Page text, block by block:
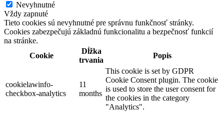
Nevyhnutné
Vždy zapnuté
Tieto cookies sú nevyhnutné pre správnu funkčnosť stránky.
Cookies zabezpečujú základnú funkcionalitu a bezpečnosť funkcií
na stránke.
Cookie
Dĺžka
trvania
Popis
cookielawinfo-
checkbox-analytics
11
months
This cookie is set by GDPR
Cookie Consent plugin. The cookie
is used to store the user consent for
the cookies in the category
"Analytics".